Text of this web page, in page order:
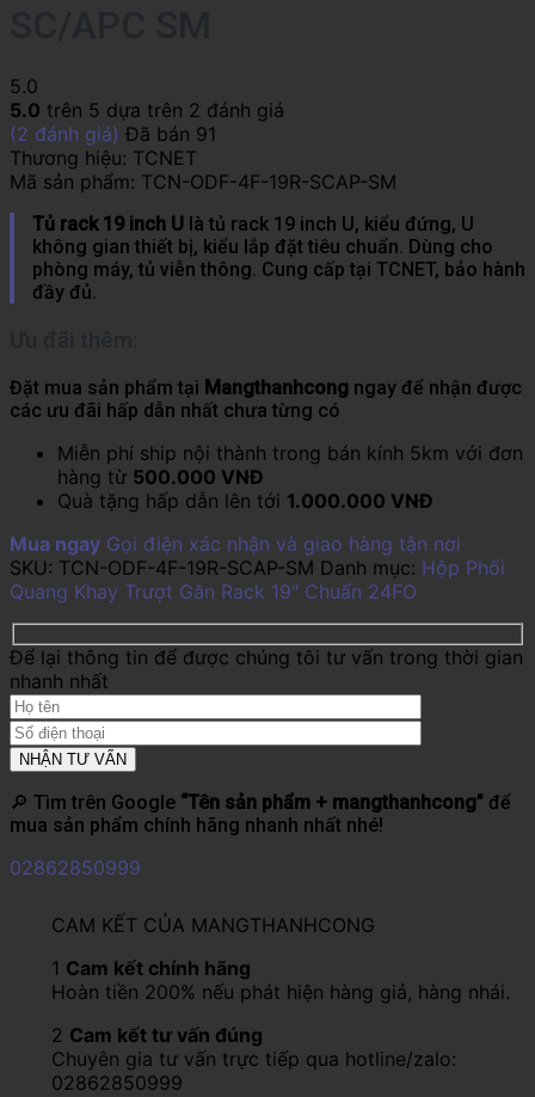
5.0
5.0 trên 5 dựa trên 2 đánh giá
(2 đánh giá) Đã bán 91
Thương hiệu: TCNET
Mã sản phẩm: TCN-ODF-4F-19R-SCAP-SM
Tủ rack 19 inch U là tủ rack 19 inch U, kiểu đứng, U
không gian thiết bị, kiểu lắp đặt tiêu chuẩn. Dùng cho
phòng máy, tủ viễn thông. Cung cấp tại TCNET, bảo hành
đầy đủ.
Đặt mua sản phẩm tại Mangthanhcong ngay để nhận được
các ưu đãi hấp dẫn nhất chưa từng có
Miễn phí ship nội thành trong bán kính 5km với đơn
hàng từ 500.000 VNĐ
Quà tặng hấp dẫn lên tới 1.000.000 VNĐ
Mua ngay Gọi điện xác nhận và giao hàng tận nơi
SKU: TCN-ODF-4F-19R-SCAP-SM Danh mục: Hộp Phối
Quang Khay Trượt Gắn Rack 19" Chuẩn 24FO
Để lại thông tin để được chúng tôi tư vấn trong thời gian
nhanh nhất
🔎 Tìm trên Google “Tên sản phẩm + mangthanhcong” để
mua sản phẩm chính hãng nhanh nhất nhé!
02862850999
CAM KẾT CỦA MANGTHANHCONG
1 Cam kết chính hãng
Hoàn tiền 200% nếu phát hiện hàng giả, hàng nhái.
2 Cam kết tư vấn đúng
Chuyên gia tư vấn trực tiếp qua hotline/zalo:
02862850999